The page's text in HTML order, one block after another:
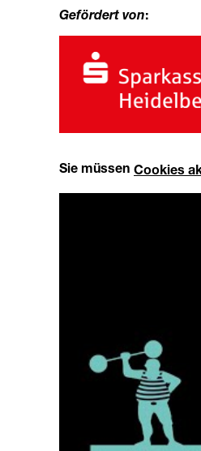
Gefördert von:
Sie müssen Cookies